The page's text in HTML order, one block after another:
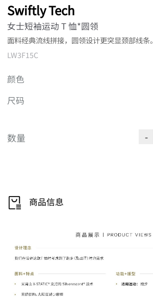
Swiftly Tech
女士短袖运动 T 恤*圆领
面料经典流线拼接，圆领设计更突显颈部线条。
LW3F15C
颜色
尺码
数量 -
商品信息